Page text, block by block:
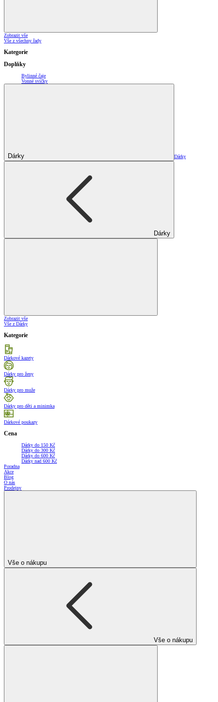
Zobrazit vše
Vše z všechny řady
Kategorie
Doplňky
Bylinné čaje
Vonné svíčky
Dárky Dárky
Dárky
Zobrazit vše
Vše z Dárky
Kategorie
Dárkové kazety
Dárky pro ženy
Dárky pro muže
Dárky pro děti a minimka
Dárkové poukazy
Cena
Dárky do 150 Kč
Dárky do 300 Kč
Dárky do 600 Kč
Dárky nad 600 Kč
Poradna
Akce
Blog
O nás
Prodejny
Vše o nákupu
Vše o nákupu